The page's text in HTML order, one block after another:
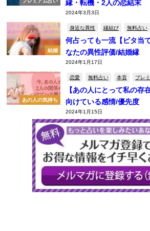
縁・転機・2人の恋結末
2024年3月3日
結婚
身近な異性 縁結び 無料占い
何占っても一流【ビタ当
なたの異性評価/結婚縁
2024年1月17日
あの人の気持ち
恋愛 無料占い 本音 プレ
【あの人にとって私の存
向けている感情/優先度
2024年1月15日